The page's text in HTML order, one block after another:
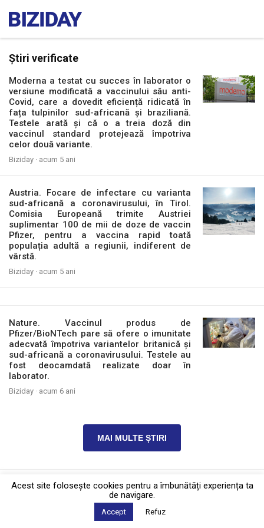
Știri verificate
Moderna a testat cu succes în laborator o
versiune modificată a vaccinului său anti-
Covid, care a dovedit eficiență ridicată în
fața tulpinilor sud-africană și braziliană.
Testele arată și că o a treia doză din
vaccinul standard protejează împotriva
celor două variante.
Biziday · acum 5 ani
Austria. Focare de infectare cu varianta
sud-africană a coronavirusului, în Tirol.
Comisia Europeană trimite Austriei
suplimentar 100 de mii de doze de vaccin
Pfizer, pentru a vaccina rapid toată
populația adultă a regiunii, indiferent de
vârstă.
Biziday · acum 5 ani
Nature. Vaccinul produs de
Pfizer/BioNTech pare să ofere o imunitate
adecvată împotriva variantelor britanică și
sud-africană a coronavirusului. Testele au
fost deocamdată realizate doar în
laborator.
Biziday · acum 6 ani
MAI MULTE ȘTIRI
Politica de confidențialitate·Contact
2026 © Biziday
Acest site foloseşte cookies pentru a îmbunătăți experiența ta
de navigare.
Accept Refuz